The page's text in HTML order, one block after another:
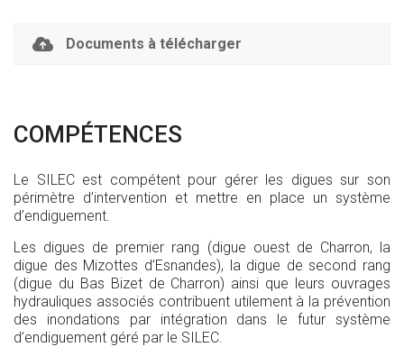
Documents à télécharger
COMPÉTENCES
Le SILEC est compétent pour gérer les digues sur son
périmètre d’intervention et mettre en place un système
d’endiguement.
Les digues de premier rang (digue ouest de Charron, la
digue des Mizottes d’Esnandes), la digue de second rang
(digue du Bas Bizet de Charron) ainsi que leurs ouvrages
hydrauliques associés contribuent utilement à la prévention
des inondations par intégration dans le futur système
d’endiguement géré par le SILEC.